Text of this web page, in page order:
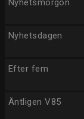
Nyhetsmorgon
Nyhetsdagen
Efter fem
Äntligen V85